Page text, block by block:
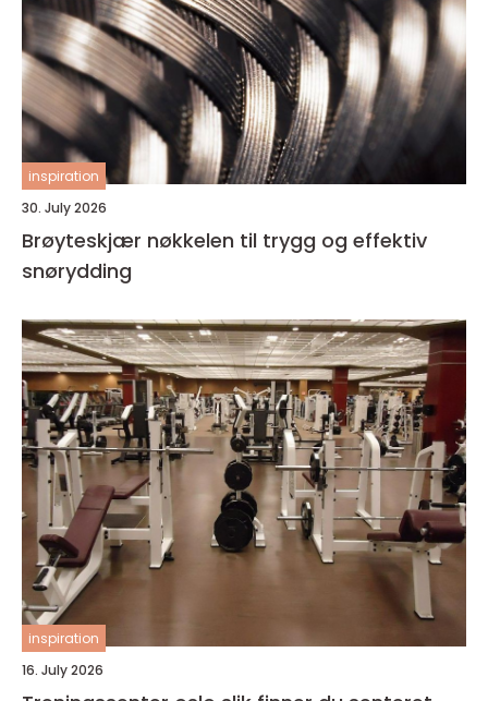
inspiration
30. July 2026
Brøyteskjær nøkkelen til trygg og effektiv
snørydding
inspiration
16. July 2026